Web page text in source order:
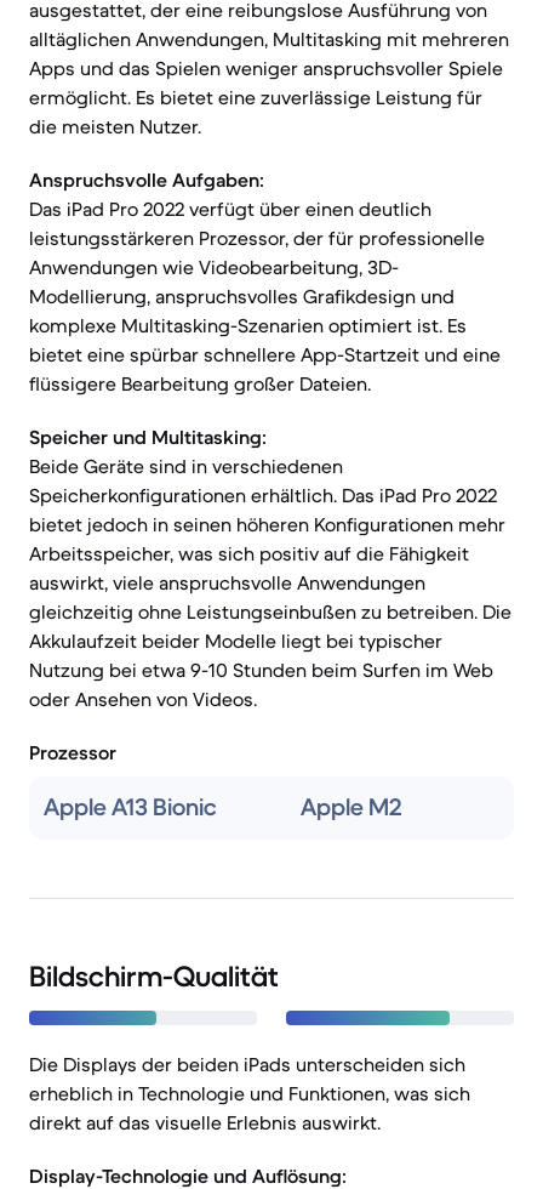
ausgestattet, der eine reibungslose Ausführung von
alltäglichen Anwendungen, Multitasking mit mehreren
Apps und das Spielen weniger anspruchsvoller Spiele
ermöglicht. Es bietet eine zuverlässige Leistung für
die meisten Nutzer.
Anspruchsvolle Aufgaben:
Das iPad Pro 2022 verfügt über einen deutlich
leistungsstärkeren Prozessor, der für professionelle
Anwendungen wie Videobearbeitung, 3D-
Modellierung, anspruchsvolles Grafikdesign und
komplexe Multitasking-Szenarien optimiert ist. Es
bietet eine spürbar schnellere App-Startzeit und eine
flüssigere Bearbeitung großer Dateien.
Speicher und Multitasking:
Beide Geräte sind in verschiedenen
Speicherkonfigurationen erhältlich. Das iPad Pro 2022
bietet jedoch in seinen höheren Konfigurationen mehr
Arbeitsspeicher, was sich positiv auf die Fähigkeit
auswirkt, viele anspruchsvolle Anwendungen
gleichzeitig ohne Leistungseinbußen zu betreiben. Die
Akkulaufzeit beider Modelle liegt bei typischer
Nutzung bei etwa 9-10 Stunden beim Surfen im Web
oder Ansehen von Videos.
Prozessor
Apple A13 Bionic Apple M2
Bildschirm-Qualität
Die Displays der beiden iPads unterscheiden sich
erheblich in Technologie und Funktionen, was sich
direkt auf das visuelle Erlebnis auswirkt.
Display-Technologie und Auflösung: